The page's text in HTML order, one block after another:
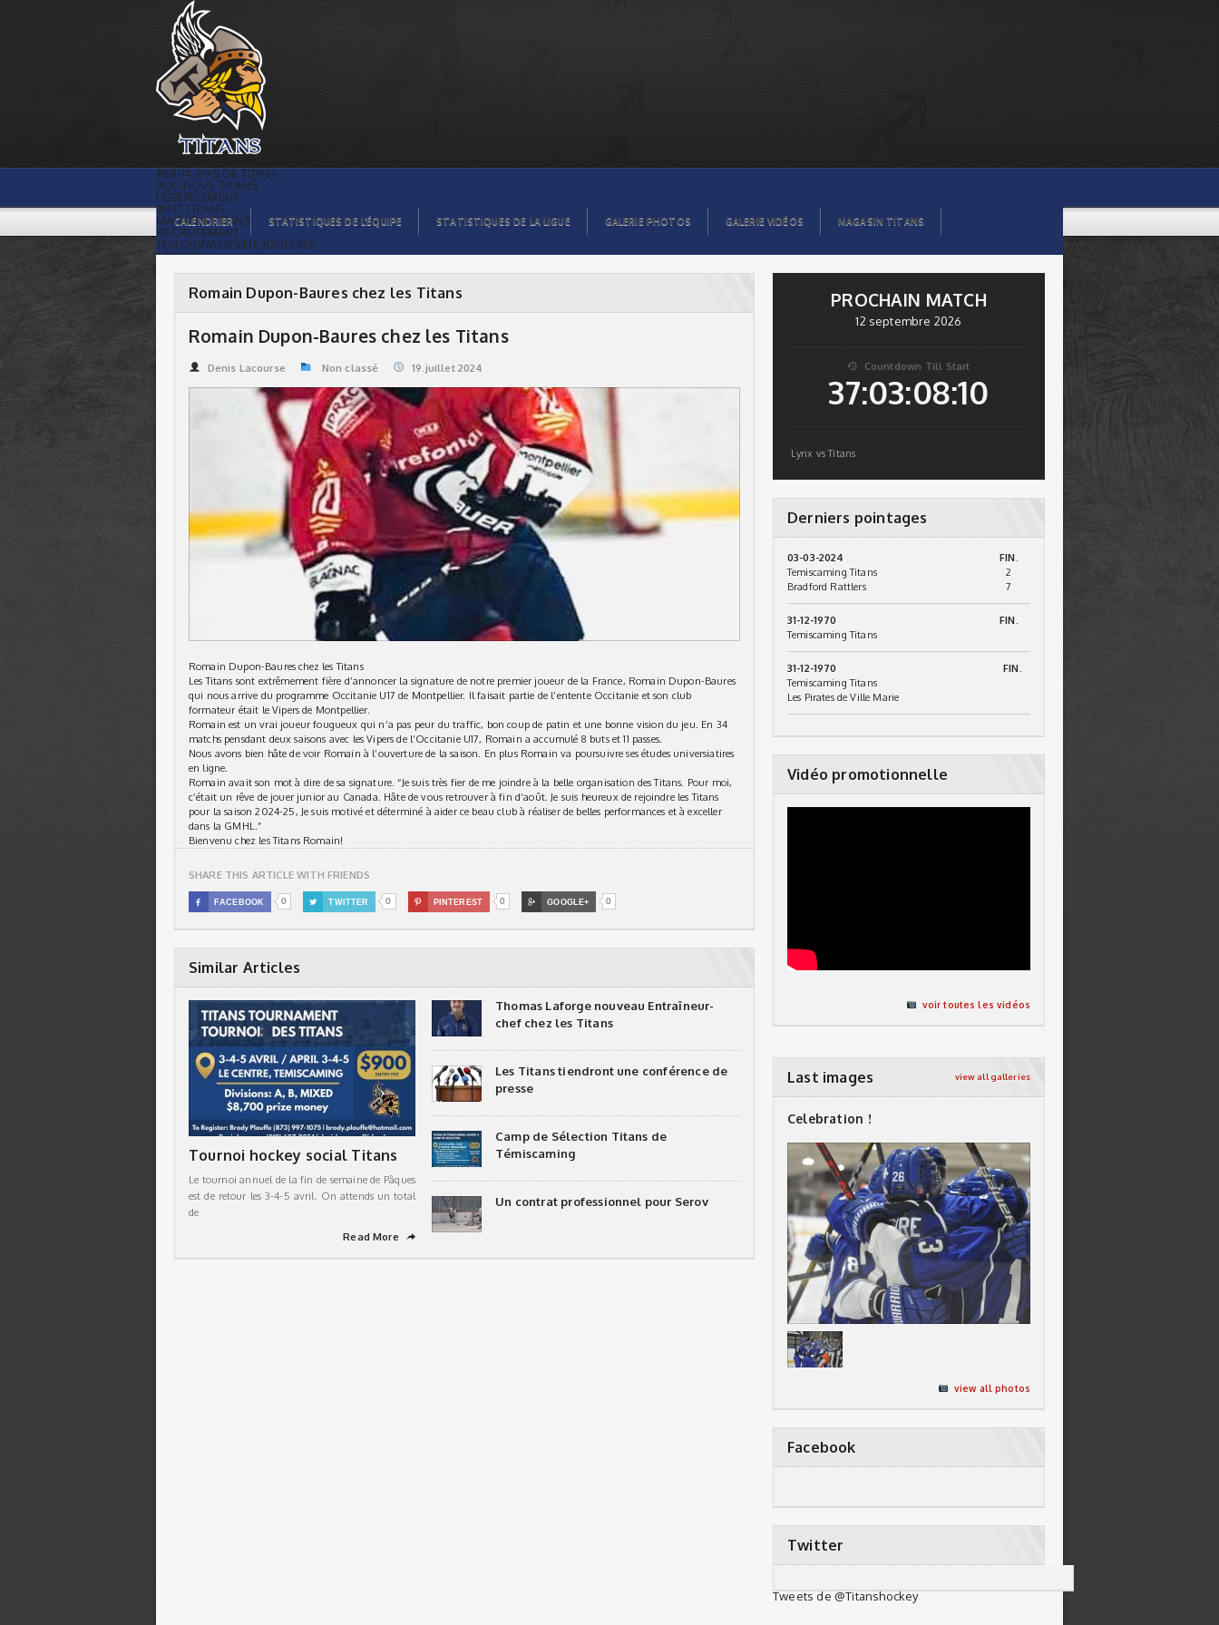
Romain Dupon-Baures chez les Titans |
Titans de témiscaming
#8804 (PAS DE TITRE)
BOUTIQUE TITANS
HÉBERGEMENT
INFO TITANS
MAGASIN TITANS
RECRUTEMENT
TÉMOIGNAGES DE JOUEURS
ACCUEIL
GALERIE PHOTOS
STATISTIQUES
ORGANISATION
CALENDRIER
COMMANDITAIRES
STATISTIQUES DE LA LIGUE
CALENDRIER STATISTIQUES DE L’ÉQUIPE STATISTIQUES DE LA LIGUE GALERIE PHOTOS GALERIE VIDÉOS MAGASIN TITANS
Romain Dupon-Baures chez les Titans
Romain Dupon-Baures chez les Titans
Denis Lacourse Non classé 19.juillet 2024
Romain Dupon-Baures chez les Titans
Les Titans sont extrêmement fière d’annoncer la signature de notre premier joueur de la France, Romain Dupon-Baures
qui nous arrive du programme Occitanie U17 de Montpellier. Il faisait partie de l’entente Occitanie et son club
formateur était le Vipers de Montpellier.
Romain est un vrai joueur fougueux qui n’a pas peur du traffic, bon coup de patin et une bonne vision du jeu. En 34
matchs pensdant deux saisons avec les Vipers de l’Occitanie U17, Romain a accumulé 8 buts et 11 passes.
Nous avons bien hâte de voir Romain à l’ouverture de la saison. En plus Romain va poursuivre ses études universiatires
en ligne.
Romain avait son mot à dire de sa signature. “Je suis très fier de me joindre à la belle organisation des Titans. Pour moi,
c’était un rêve de jouer junior au Canada. Hâte de vous retrouver à fin d’août. Je suis heureux de rejoindre les Titans
pour la saison 2024-25, Je suis motivé et déterminé à aider ce beau club à réaliser de belles performances et à exceller
dans la GMHL.”
Bienvenu chez les Titans Romain!
SHARE THIS ARTICLE WITH FRIENDS
 FACEBOOK 0  TWITTER 0  PINTEREST 0  GOOGLE+ 0
Similar Articles
Tournoi hockey social Titans
Le tournoi annuel de la fin de semaine de Pâques
est de retour les 3-4-5 avril. On attends un total
de
Read More
➦
Thomas Laforge nouveau Entraîneur-
chef chez les Titans
Les Titans tiendront une conférence de
presse
Camp de Sélection Titans de
Témiscaming
Un contrat professionnel pour Serov
PROCHAIN MATCH
12 septembre 2026
 Countdown Till Start
37:03:08:09
Lynx vs Titans
Derniers pointages
03-03-2024
FIN.
Temiscaming Titans
2
Bradford Rattlers
7
31-12-1970
FIN.
Temiscaming Titans
31-12-1970
FIN.
Temiscaming Titans
Les Pirates de Ville Marie
Vidéo promotionnelle
voir toutes les vidéos
Last images view all galleries
Celebration !
view all photos
Facebook
Twitter
Tweets de @Titanshockey